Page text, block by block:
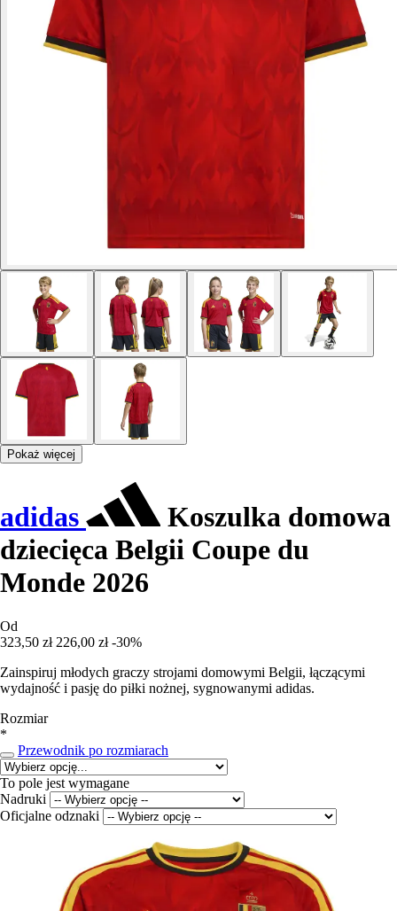
Pokaż więcej
adidas
Koszulka domowa
dziecięca Belgii Coupe du
Monde 2026
Od
323,50 zł 226,00 zł -30%
Zainspiruj młodych graczy strojami domowymi Belgii, łączącymi
wydajność i pasję do piłki nożnej, sygnowanymi adidas.
Rozmiar
*
Przewodnik po rozmiarach
To pole jest wymagane
Nadruki
Oficjalne odznaki